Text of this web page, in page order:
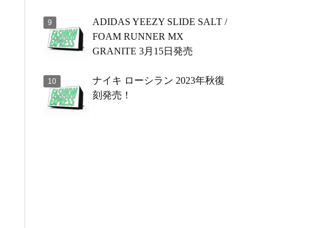
ADIDAS YEEZY SLIDE SALT /
FOAM RUNNER MX
GRANITE 3月15日発売
ナイキ ローシラン 2023年秋復
刻発売！